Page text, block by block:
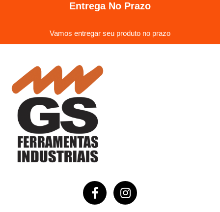
Entrega No Prazo
Vamos entregar seu produto no prazo